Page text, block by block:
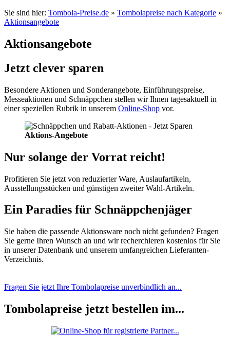
Sie sind hier: Tombola-Preise.de » Tombolapreise nach Kategorie »
Aktionsangebote
Aktionsangebote
Jetzt clever sparen
Besondere Aktionen und Sonderangebote, Einführungspreise,
Messeaktionen und Schnäppchen stellen wir Ihnen tagesaktuell in
einer speziellen Rubrik in unserem Online-Shop vor.
Aktions-Angebote
Nur solange der Vorrat reicht!
Profitieren Sie jetzt von reduzierter Ware, Auslaufartikeln,
Ausstellungsstücken und günstigen zweiter Wahl-Artikeln.
Ein Paradies für Schnäppchenjäger
Sie haben die passende Aktionsware noch nicht gefunden? Fragen
Sie gerne Ihren Wunsch an und wir recherchieren kostenlos für Sie
in unserer Datenbank und unserem umfangreichen Lieferanten-
Verzeichnis.
Fragen Sie jetzt Ihre Tombolapreise unverbindlich an...
Tombolapreise jetzt bestellen im...